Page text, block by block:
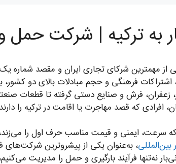
به ترکیه | شرکت حمل
از مهمترین شرکای تجاری ایران و مقصد شماره
اشتراکات فرهنگی و حجم مبادلات بالای دو کشور،
زعفران، فرش و صنایع دستی گرفته تا قطعات
افرادی که قصد مهاجرت یا اقامت در ترکیه را
که سرعت، ایمنی و قیمت مناسب حرف اول را
، به‌عنوان یکی از پیشروترین شرکت‌های
نه‌تنها فرآیند بارگیری و حمل را مدیریت